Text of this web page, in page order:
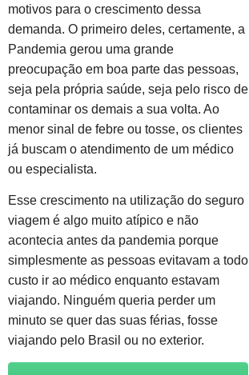
motivos para o crescimento dessa
demanda. O primeiro deles, certamente, a
Pandemia gerou uma grande
preocupação em boa parte das pessoas,
seja pela própria saúde, seja pelo risco de
contaminar os demais a sua volta. Ao
menor sinal de febre ou tosse, os clientes
já buscam o atendimento de um médico
ou especialista.
Esse crescimento na utilização do seguro
viagem é algo muito atípico e não
acontecia antes da pandemia porque
simplesmente as pessoas evitavam a todo
custo ir ao médico enquanto estavam
viajando. Ninguém queria perder um
minuto se quer das suas férias, fosse
viajando pelo Brasil ou no exterior.